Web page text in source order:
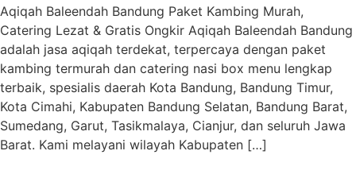
Aqiqah Baleendah Bandung Paket Kambing Murah,
Catering Lezat & Gratis Ongkir Aqiqah Baleendah Bandung
adalah jasa aqiqah terdekat, terpercaya dengan paket
kambing termurah dan catering nasi box menu lengkap
terbaik, spesialis daerah Kota Bandung, Bandung Timur,
Kota Cimahi, Kabupaten Bandung Selatan, Bandung Barat,
Sumedang, Garut, Tasikmalaya, Cianjur, dan seluruh Jawa
Barat. Kami melayani wilayah Kabupaten […]